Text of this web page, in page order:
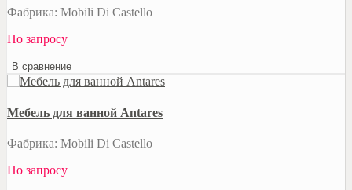
Фабрика: Mobili Di Castello
По запросу
В сравнение
Мебель для ванной Antares
Фабрика: Mobili Di Castello
По запросу